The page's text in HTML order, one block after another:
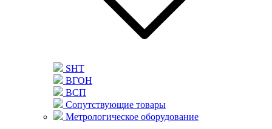
SHT
ВГОН
ВСП
Сопутствующие товары
Метрологическое оборудование